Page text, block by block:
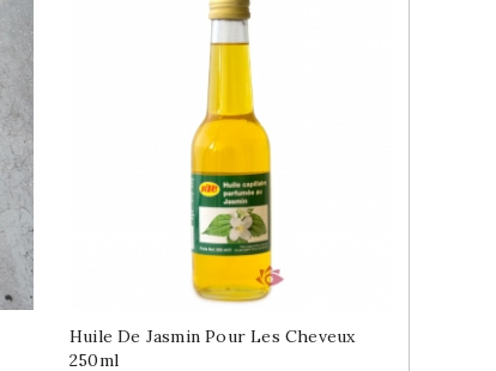
Huile De Jasmin Pour Les Cheveux
250ml